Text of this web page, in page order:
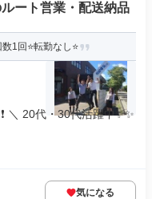
ート営業・配送納品
1回⭐転勤なし⭐
＼ 20代・30代活躍中✨✨
気になる